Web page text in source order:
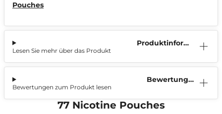
Pouches
Produktinform
Lesen Sie mehr über das Produkt
Bewertunge
Bewertungen zum Produkt lesen
77 Nicotine Pouches